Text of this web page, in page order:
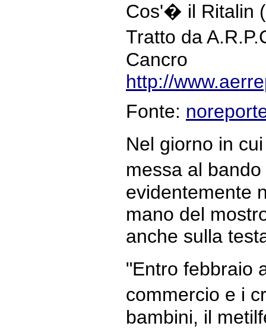
Cos'� il Ritalin
Tratto da
Cancro
http://
Fonte:
Nel giorno in
messa al
evidentemente
mano del
anche sulla
"Entro febbraio
commercio e i
bambini, il